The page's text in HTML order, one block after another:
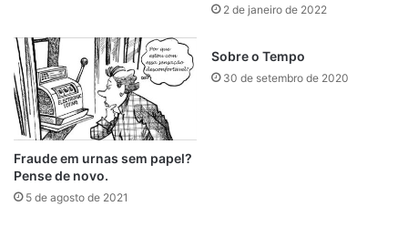
2 de janeiro de 2022
Fraude em urnas sem papel?
Pense de novo.
5 de agosto de 2021
Sobre o Tempo
30 de setembro de 2020